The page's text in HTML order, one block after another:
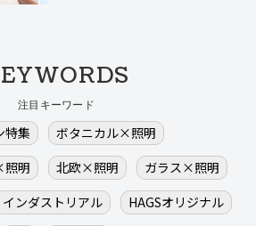
注目キーワード
特集
ボタニカル×照明
照明
北欧×照明
ガラス×照明
インダストリアル
HAGSオリジナル